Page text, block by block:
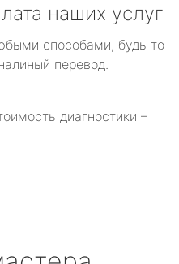
наших услуг
способами, будь то
перевод.
диагностики –